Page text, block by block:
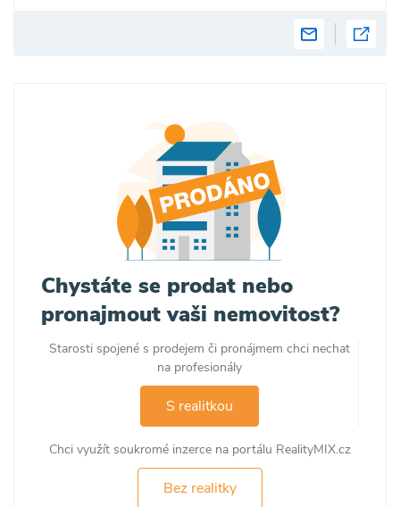
Chystáte se prodat nebo
pronajmout vaši nemovitost?
Starosti spojené s prodejem či pronájmem chci nechat
na profesionály
S realitkou
Chci využít soukromé inzerce na portálu RealityMIX.cz
Bez realitky